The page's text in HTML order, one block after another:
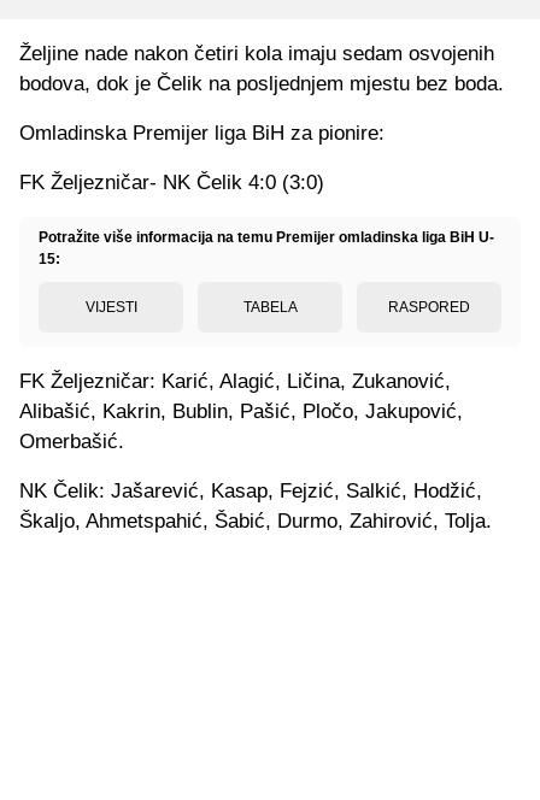
Željine nade nakon četiri kola imaju sedam osvojenih
bodova, dok je Čelik na posljednjem mjestu bez boda.
Omladinska Premijer liga BiH za pionire:
FK Željezničar- NK Čelik 4:0 (3:0)
Potražite više informacija na temu Premijer omladinska liga BiH U-
15:
VIJESTI TABELA RASPORED
FK Željezničar: Karić, Alagić, Ličina, Zukanović,
Alibašić, Kakrin, Bublin, Pašić, Pločo, Jakupović,
Omerbašić.
NK Čelik: Jašarević, Kasap, Fejzić, Salkić, Hodžić,
Škaljo, Ahmetspahić, Šabić, Durmo, Zahirović, Tolja.